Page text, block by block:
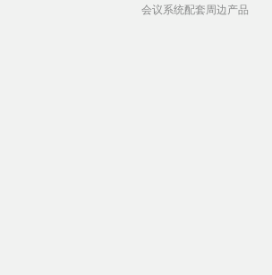
会议系统配套周边产品